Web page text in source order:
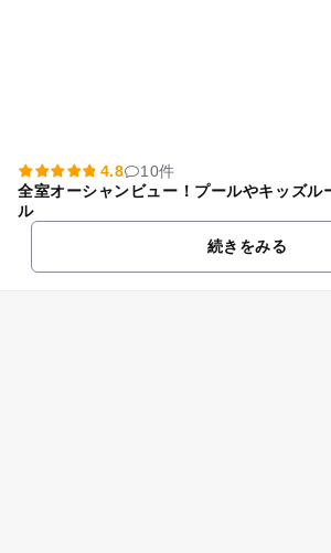
4.8
10件
全室オーシャンビュー！プールやキッズル
ル
続きをみる